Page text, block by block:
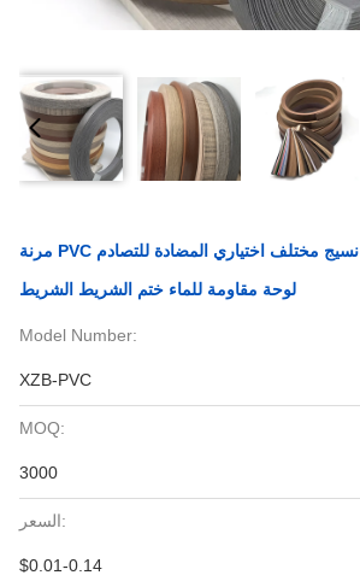
مرنة PVC الأثاث حافة الفرقة نسيج مختلف اختياري المضادة للتصادم
لوحة مقاومة للماء ختم الشريط الشريط
Model Number:
XZB-PVC
MOQ:
3000
السعر:
$0.01-0.14